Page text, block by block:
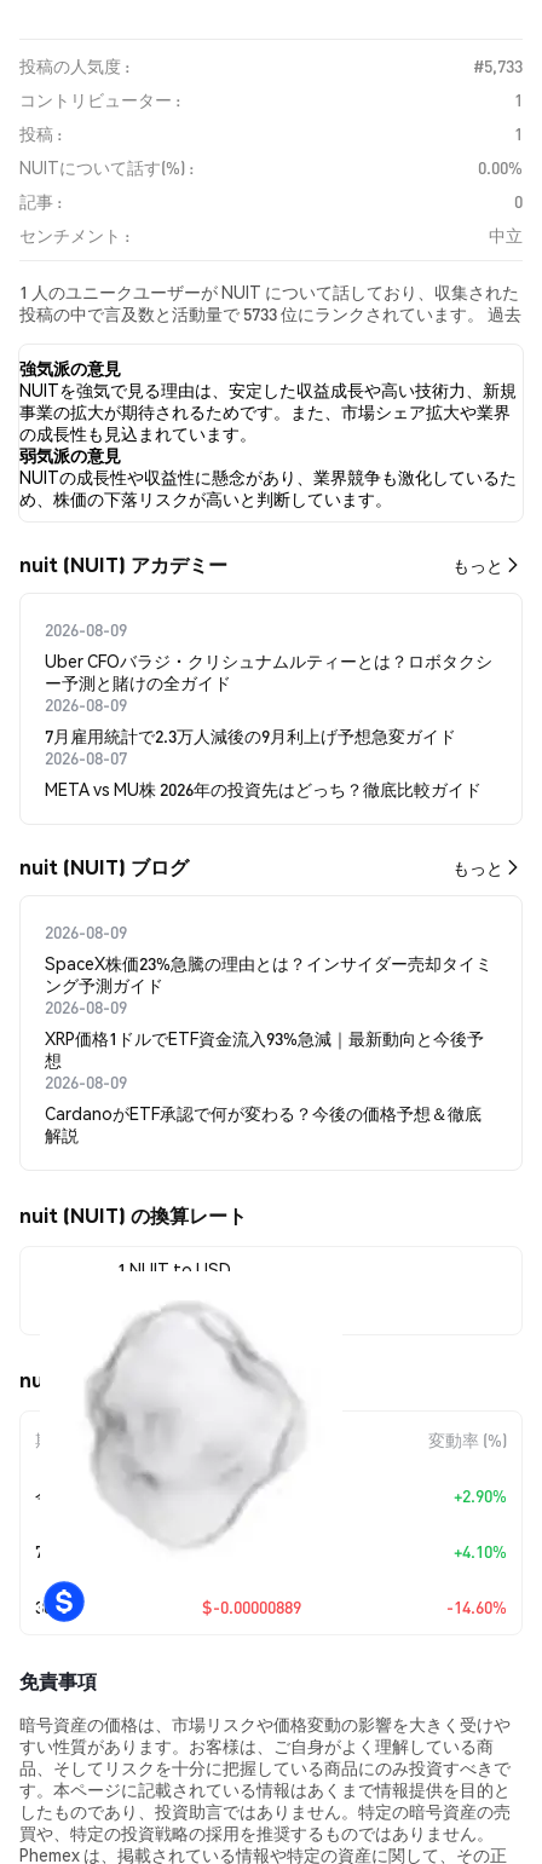
投稿の人気度 :
#5,733
コントリビューター :
1
投稿 :
1
NUITについて話す(%) :
0.00%
記事 :
0
センチメント :
中立
1 人のユニークユーザーが NUIT について話しており、収集された
投稿の中で言及数と活動量で 5733 位にランクされています。 過去
は 中立 でした。 最後に、NUIT に関するニュース記事が 0 件公開
されました。 Twitterでは、NaN% のツイートが強気の感情を示
し、NaN% のツイートが弱気の感情を示しました。 NaN% のツイ
ートは NUIT に対して中立的でした。 これらの感情分析は 0 件の
ツイートに基づいています。
強気派の意見
NUITを強気で見る理由は、安定した収益成長や高い技術力、新規
事業の拡大が期待されるためです。また、市場シェア拡大や業界
の成長性も見込まれています。
弱気派の意見
NUITの成長性や収益性に懸念があり、業界競争も激化しているた
め、株価の下落リスクが高いと判断しています。
nuit (NUIT) アカデミー もっと
2026-08-09
Uber CFOバラジ・クリシュナムルティーとは？ロボタクシ
ー予測と賭けの全ガイド
2026-08-09
7月雇用統計で2.3万人減後の9月利上げ予想急変ガイド
2026-08-07
META vs MU株 2026年の投資先はどっち？徹底比較ガイド
nuit (NUIT) ブログ もっと
2026-08-09
SpaceX株価23%急騰の理由とは？インサイダー売却タイミ
ング予測ガイド
2026-08-09
XRP価格1ドルでETF資金流入93%急減｜最新動向と今後予
想
2026-08-09
CardanoがETF承認で何が変わる？今後の価格予想＆徹底
解説
nuit (NUIT) の換算レート
1 NUIT to USD
$0.00005202
nuit (NUIT) の価格変動
期間 変動率 (%)
今日 $0.00000147 +2.90%
7日 +$0.00000205 +4.10%
30日 $-0.00000889 -14.60%
免責事項
暗号資産の価格は、市場リスクや価格変動の影響を大きく受けや
すい性質があります。お客様は、ご自身がよく理解している商
品、そしてリスクを十分に把握している商品にのみ投資すべきで
す。本ページに記載されている情報はあくまで情報提供を目的と
したものであり、投資助言ではありません。特定の暗号資産の売
買や、特定の投資戦略の採用を推奨するものではありません。
Phemex は、掲載されている情報や特定の資産に関して、その正